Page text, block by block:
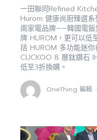
一田聯同Refined
Hurom 健康尚廚臻選
兩家電品牌——韓國電
牌 HUROM，更可以低
括 HUROM 多功能迷你
CUCKOO 8 層鈦鑽石
低至3折換購。
OneThing 編輯 -